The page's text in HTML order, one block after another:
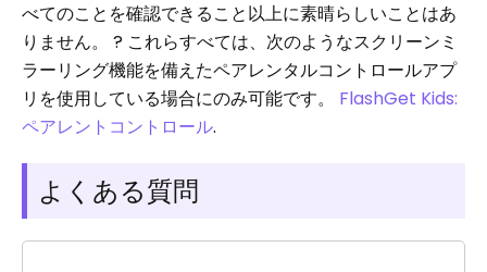
べてのことを確認できること以上に素晴らしいことはあ
りません。 ? これらすべては、次のようなスクリーンミ
ラーリング機能を備えたペアレンタルコントロールアプ
リを使用している場合にのみ可能です。 FlashGet Kids:
ペアレントコントロール.
よくある質問